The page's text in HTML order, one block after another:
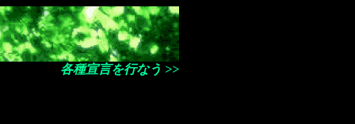
各種宣言を行なう >>